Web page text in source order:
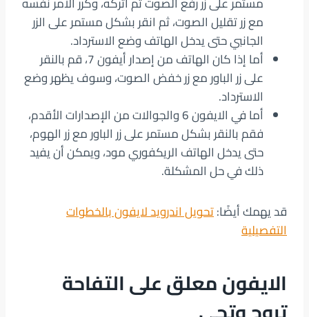
مع زر تقليل الصوت، ثم انقر بشكل مستمر على الزر
الجانبي حتى يدخل الهاتف وضع الاسترداد.
أما إذا كان الهاتف من إصدار أيفون 7، قم بالنقر
على زر الباور مع زر خفض الصوت، وسوف يظهر وضع
الاسترداد.
أما في الايفون 6 والجوالات من الإصدارات الأقدم،
فقم بالنقر بشكل مستمر على زر الباور مع زر الهوم،
حتى يدخل الهاتف الريكفوري مود، ويمكن أن يفيد
ذلك في حل المشكلة.
قد يهمك أيضًا:تحويل اندرويد لايفون بالخطوات
التفصيلية
الايفون معلق على التفاحة